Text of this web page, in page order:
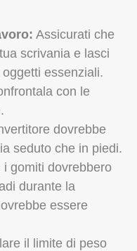
Assicurati che
scrivania e lasci
essenziali.
con le
dovrebbe
seduto che in piedi.
gomiti dovrebbero
durante la
essere
il limite di peso